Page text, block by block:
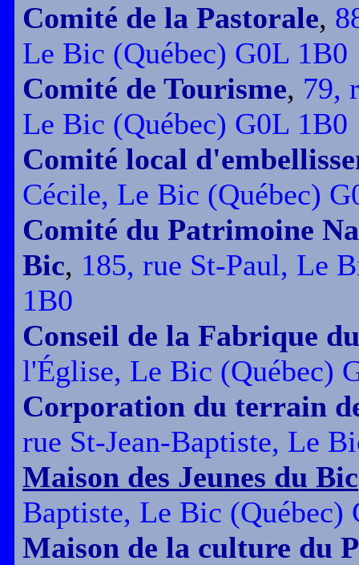
Comité de la Pastorale,
Le Bic (Québec) G0L 1B0
Comité de Tourisme, 79,
Le Bic (Québec) G0L 1B0
Comité local
Cécile, Le Bic (Québec)
Comité du Patrimoine
Bic, 185, rue St-Paul, Le
1B0
Conseil de la Fabrique
l'Église, Le Bic (Québec)
Corporation du terrain
rue St-Jean-Baptiste, Le
Maison des Jeunes du Bic
Baptiste, Le Bic (Québec)
Maison de la culture du